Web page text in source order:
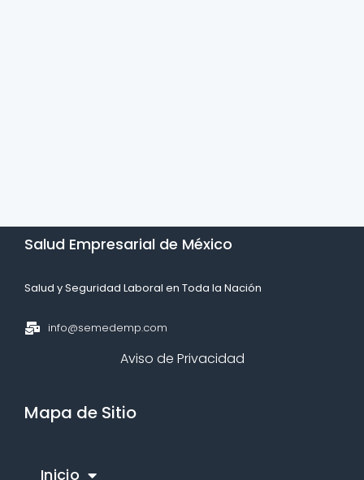
Salud Empresarial de México​
Salud y Seguridad Laboral en Toda la Nación​
info@semedemp.com
Aviso de Privacidad
Mapa de Sitio
Inicio